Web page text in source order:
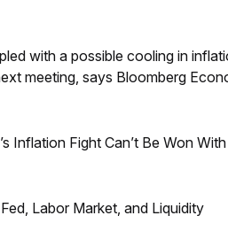
with a possible cooling in
meeting, says Bloomberg
Inflation Fight Can’t Be Won
Labor Market, and Liquidity